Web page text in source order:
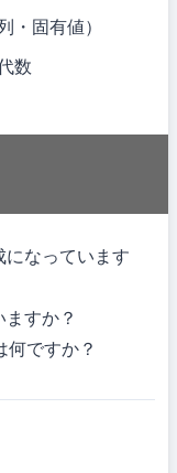
・固有値）
数
になっています
すか？
ですか？